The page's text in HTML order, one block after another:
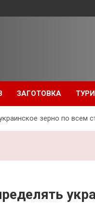
ЗАГОТОВКА
зерно по всем